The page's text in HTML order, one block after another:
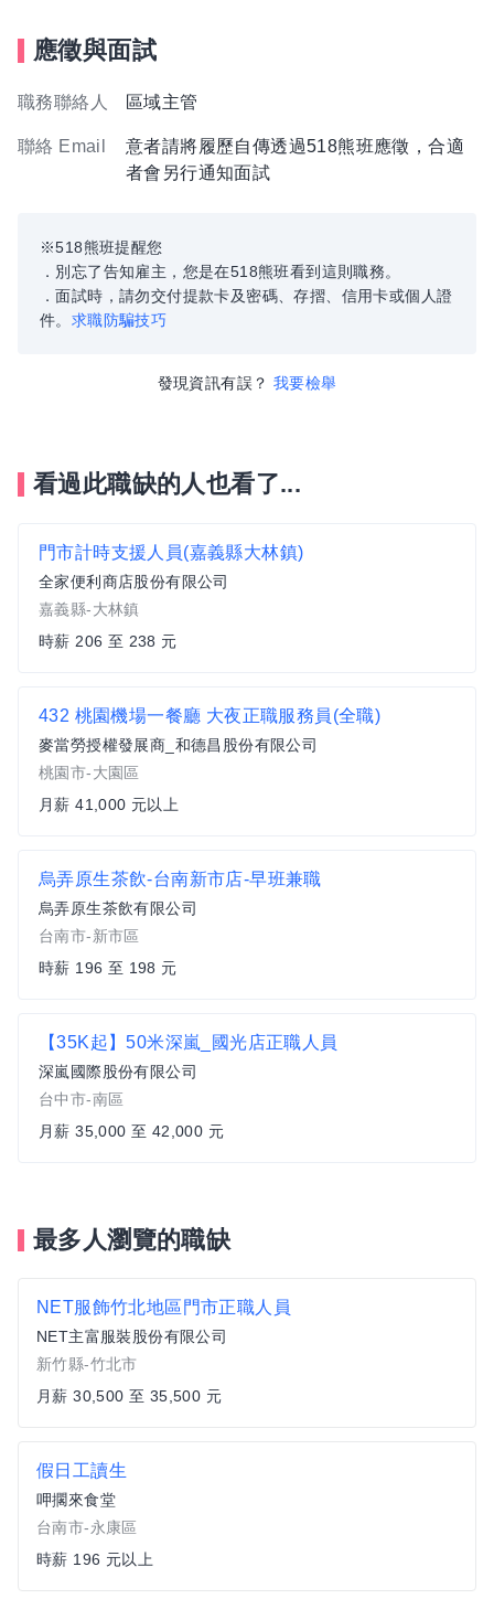
應徵與面試
職務聯絡人 區域主管
聯絡 Email
意者請將履歷自傳透過518熊班應徵，合適
者會另行通知面試
※518熊班提醒您
．別忘了告知雇主，您是在518熊班看到這則職務。
．面試時，請勿交付提款卡及密碼、存摺、信用卡或個人證
件。 求職防騙技巧
發現資訊有誤？ 我要檢舉
看過此職缺的人也看了...
門市計時支援人員(嘉義縣大林鎮)
全家便利商店股份有限公司
嘉義縣-大林鎮
時薪 206 至 238 元
432 桃園機場一餐廳 大夜正職服務員(全職)
麥當勞授權發展商_和德昌股份有限公司
桃園市-大園區
月薪 41,000 元以上
烏弄原生茶飲-台南新市店-早班兼職
烏弄原生茶飲有限公司
台南市-新市區
時薪 196 至 198 元
【35K起】50米深嵐_國光店正職人員
深嵐國際股份有限公司
台中市-南區
月薪 35,000 至 42,000 元
最多人瀏覽的職缺
NET服飾竹北地區門市正職人員
NET主富服裝股份有限公司
新竹縣-竹北市
月薪 30,500 至 35,500 元
假日工讀生
呷擱來食堂
台南市-永康區
時薪 196 元以上